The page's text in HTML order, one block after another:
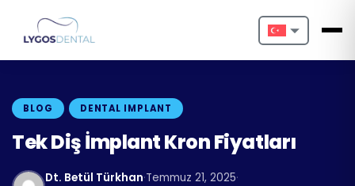
Nederlands
Français
BLOG DENTAL IMPLANT
Tek Diş İmplant Kron Fiyatları
Dt. Betül Türkhan·Temmuz 21, 2025·